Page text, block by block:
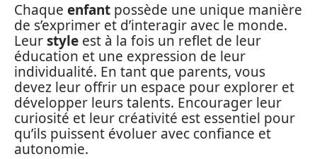
Chaque enfant possède une unique manière
de s’exprimer et d’interagir avec le monde.
Leurstyle est à la fois un reflet de leur
éducation et une expression de leur
individualité. En tant que parents, vous
devez leur offrir un espace pour explorer et
développer leurs talents. Encourager leur
curiosité et leur créativité est essentiel pour
qu’ils puissent évoluer avec confiance et
autonomie.